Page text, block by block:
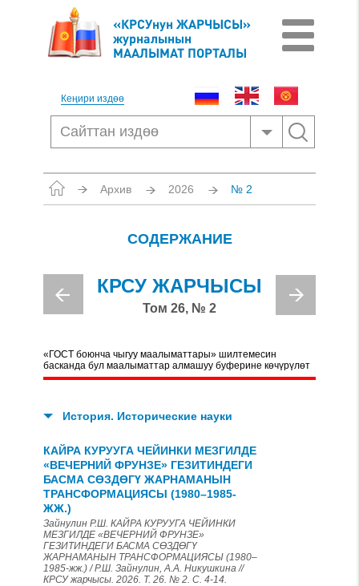
«КРСУнун ЖАРЧЫСЫ»
журналынын
МААЛЫМАТ ПОРТАЛЫ
Кеңири издөө
Архив 2026 № 2
СОДЕРЖАНИЕ
КРСУ ЖАРЧЫСЫ
Том 26, № 2
«ГОСТ боюнча чыгуу маалыматтары» шилтемесин
басканда бул маалыматтар алмашуу буферине көчүрүлөт
История. Исторические науки
КАЙРА КУРУУГА ЧЕЙИНКИ МЕЗГИЛДЕ
«ВЕЧЕРНИЙ ФРУНЗЕ» ГЕЗИТИНДЕГИ
БАСМА СӨЗДӨГҮ ЖАРНАМАНЫН
ТРАНСФОРМАЦИЯСЫ (1980–1985-
ЖЖ.)
Зайнулин Р.Ш. КАЙРА КУРУУГА ЧЕЙИНКИ
МЕЗГИЛДЕ «ВЕЧЕРНИЙ ФРУНЗЕ»
ГЕЗИТИНДЕГИ БАСМА СӨЗДӨГҮ
ЖАРНАМАНЫН ТРАНСФОРМАЦИЯСЫ (1980–
1985-жж.) / Р.Ш. Зайнулин, А.А. Никушкина //
КРСУ жарчысы. 2026. Т. 26. № 2. С. 4-14.